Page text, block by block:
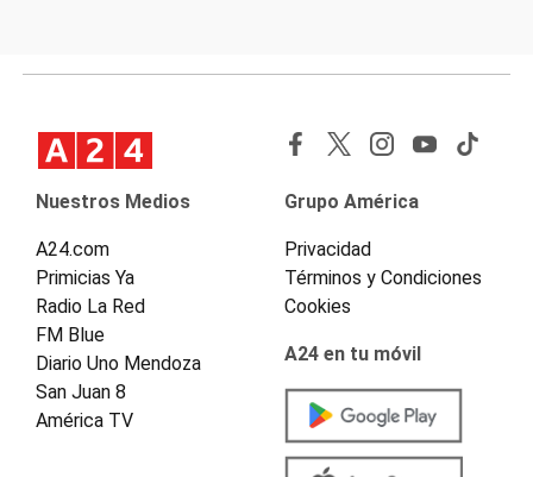
Nuestros Medios
A24.com
Primicias Ya
Radio La Red
FM Blue
Diario Uno Mendoza
San Juan 8
América TV
Grupo América
Privacidad
Términos y Condiciones
Cookies
A24 en tu móvil